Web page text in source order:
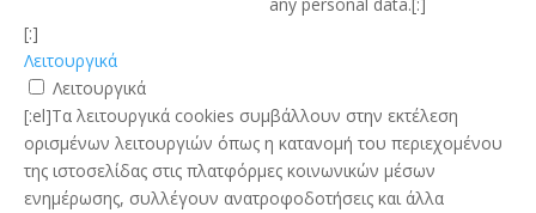
any personal data.[:]
[:]
Λειτουργικά
Λειτουργικά
[:el]Τα λειτουργικά cookies συμβάλλουν στην εκτέλεση
ορισμένων λειτουργιών όπως η κατανομή του περιεχομένου
της ιστοσελίδας στις πλατφόρμες κοινωνικών μέσων
ενημέρωσης, συλλέγουν ανατροφοδοτήσεις και άλλα